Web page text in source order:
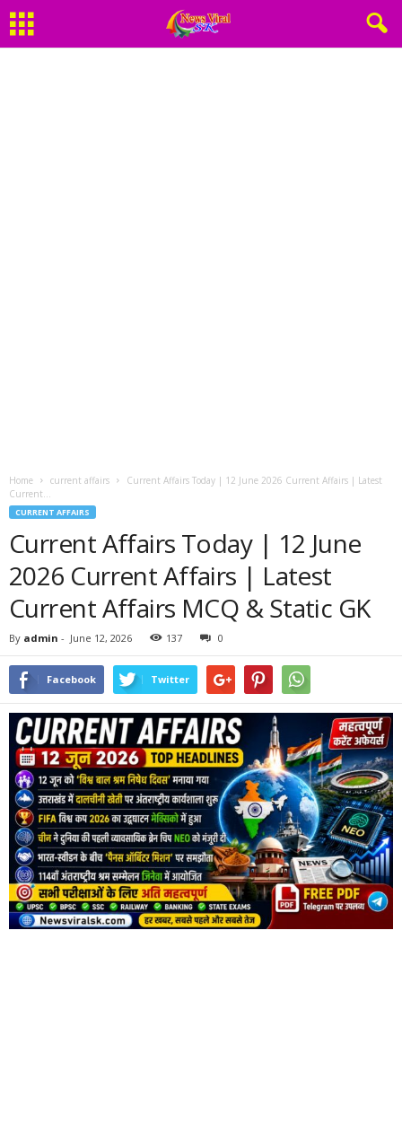
Home current affairs
Current Affairs Today | 12 June 2026 Current Affairs | Latest
Current...
CURRENT AFFAIRS
Current Affairs Today | 12 June
2026 Current Affairs | Latest
Current Affairs MCQ & Static GK
By admin - June 12, 2026 137 0
Facebook Twitter